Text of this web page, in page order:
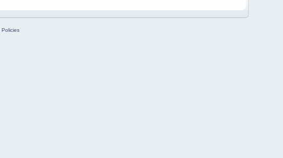
Policies